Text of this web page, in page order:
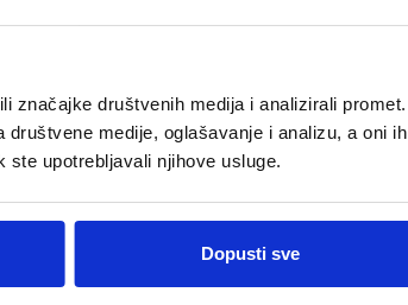
značajke društvenih medija i analizirali promet.
medije, oglašavanje i analizu, a oni ih
upotrebljavali njihove usluge.
Dopusti sve
ZA
S
IRIX SPREJ 75 ML
7,86